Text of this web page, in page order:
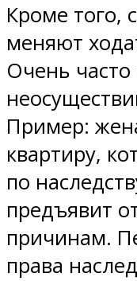
Кроме того,
меняют
Очень
Пример:
квартиру,
по
предъявит
причинам.
права